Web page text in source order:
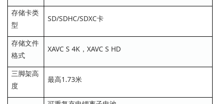
存储卡类
型
SD/SDHC/SDXC卡
存储文件
格式
XAVC S 4K，XAVC S HD
三脚架高
度
最高1.73米